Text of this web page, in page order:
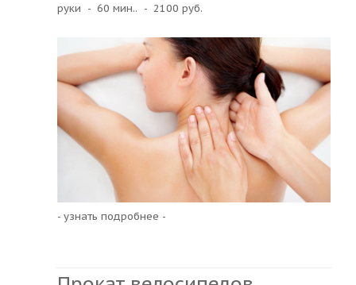
руки - 60 мин.. - 2100 руб.
- узнать подробнее -